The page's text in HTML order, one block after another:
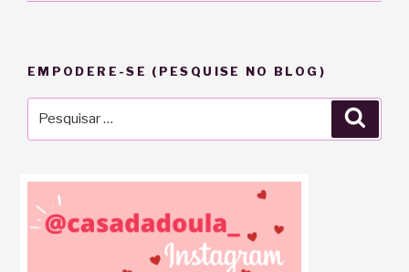
EMPODERE-SE (PESQUISE NO BLOG)